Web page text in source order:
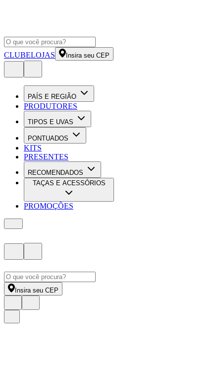
CLUBELOJAS Insira seu CEP
PAÍS E REGIÃO
PRODUTORES
TIPOS E UVAS
PONTUADOS
KITS
PRESENTES
RECOMENDADOS
TAÇAS E ACESSÓRIOS
PROMOÇÕES
Insira seu CEP